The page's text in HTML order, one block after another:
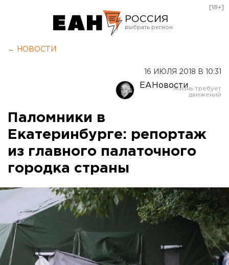
РОССИЯ
Оренбург
[18+]
← НОВОСТИ
16 ИЮЛЯ 2018 В 10:31
ЕАНовости
Паломники в
Екатеринбурге: репортаж
из главного палаточного
городка страны